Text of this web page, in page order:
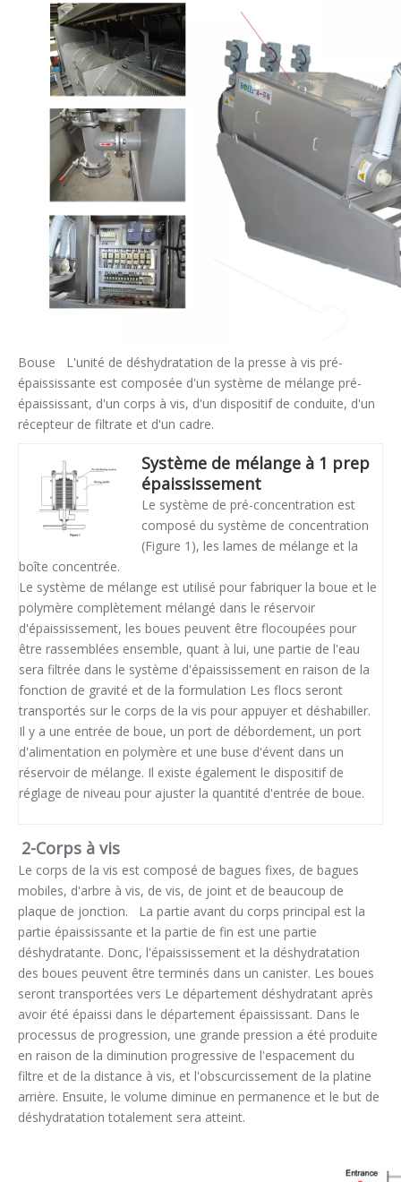
Bouse L'unité de déshydratation de la presse à vis pré-
épaississante est composée d'un système de mélange pré-
épaississant, d'un corps à vis, d'un dispositif de conduite, d'un
récepteur de filtrate et d'un cadre.
Système de mélange à 1 prep
épaississement
Le système de pré-concentration est
composé du système de concentration
(Figure 1), les lames de mélange et la
boîte concentrée.
Le système de mélange est utilisé pour fabriquer la boue et le
polymère complètement mélangé dans le réservoir
d'épaississement, les boues peuvent être flocoupées pour
être rassemblées ensemble, quant à lui, une partie de l'eau
sera filtrée dans le système d'épaississement en raison de la
fonction de gravité et de la formulation Les flocs seront
transportés sur le corps de la vis pour appuyer et déshabiller.
Il y a une entrée de boue, un port de débordement, un port
d'alimentation en polymère et une buse d'évent dans un
réservoir de mélange. Il existe également le dispositif de
réglage de niveau pour ajuster la quantité d'entrée de boue.
2-Corps à vis
Le corps de la vis est composé de bagues fixes, de bagues
mobiles, d'arbre à vis, de vis, de joint et de beaucoup de
plaque de jonction. La partie avant du corps principal est la
partie épaississante et la partie de fin est une partie
déshydratante. Donc, l'épaississement et la déshydratation
des boues peuvent être terminés dans un canister. Les boues
seront transportées vers Le département déshydratant après
avoir été épaissi dans le département épaississant. Dans le
processus de progression, une grande pression a été produite
en raison de la diminution progressive de l'espacement du
filtre et de la distance à vis, et l'obscurcissement de la platine
arrière. Ensuite, le volume diminue en permanence et le but de
déshydratation totalement sera atteint.